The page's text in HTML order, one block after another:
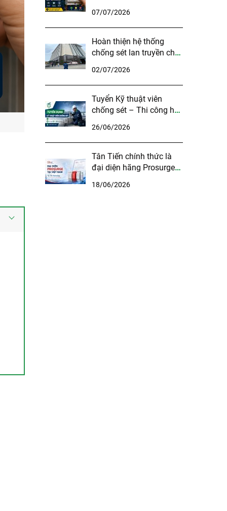
07/07/2026
Hoàn thiện hệ thống
chống sét lan truyền cho
viện Đa khoa Bắc Ninh
số 1
02/07/2026
Tuyển Kỹ thuật viên
chống sét – Thi công hệ
địa tại Hà Nội
26/06/2026
Tân Tiến chính thức là
đại diện hãng Prosurge
18/06/2026